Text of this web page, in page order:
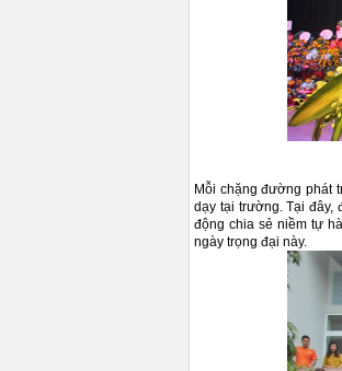
Mỗi chặng đường phát
dạy tại trường. Tại đây,
động chia sẻ niềm tự
ngày trọng đại này.